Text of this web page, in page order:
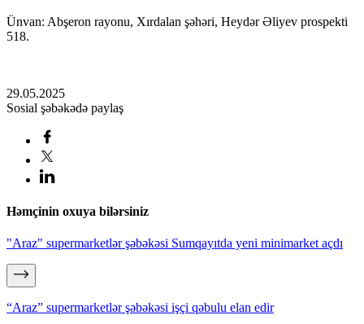
Ünvan: Abşeron rayonu, Xırdalan şəhəri, Heydər Əliyev prospekti
518.
29.05.2025
Sosial şəbəkədə paylaş
Həmçinin oxuya bilərsiniz
"Araz" supermarketlər şəbəkəsi Sumqayıtda yeni minimarket açdı
“Araz” supermarketlər şəbəkəsi işçi qəbulu elan edir